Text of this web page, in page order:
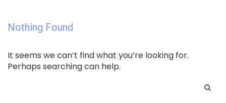
Nothing Found
It seems we can’t find what you’re looking for.
Perhaps searching can help.